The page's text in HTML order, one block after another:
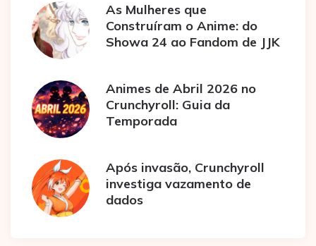
As Mulheres que
Construíram o Anime: do
Showa 24 ao Fandom de JJK
Animes de Abril 2026 no
Crunchyroll: Guia da
Temporada
Após invasão, Crunchyroll
investiga vazamento de
dados